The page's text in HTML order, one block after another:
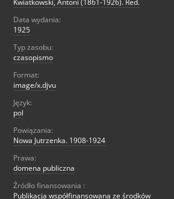
Kwiatkowski, Antoni (1861-1926). Red.
Data wydania:
1925
Typ zasobu:
czasopismo
Format:
image/x.djvu
Język:
pol
Powiązania:
Nowa Jutrzenka. 1908-1924
Prawa:
domena publiczna
Źródło finansowania :
Publikacja współfinansowana ze środków